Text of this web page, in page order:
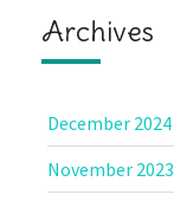
Archives
December 2024
November 2023